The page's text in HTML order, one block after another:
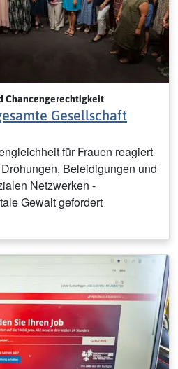
Chancengerechtigkeit
Gesellschaft
für Frauen reagiert
Beleidigungen und
Netzwerken -
Gewalt gefordert